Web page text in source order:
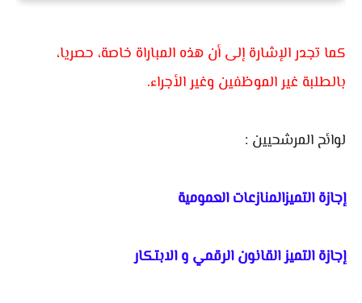
كما تجدر الإشارة إلى أن هذه المباراة خاصة، حصريا،
بالطلبة غير الموظفين وغير الأجراء.
لوائح المرشحيين :
إجازة التميزالمنازعات العمومية
إجازة التميز القانون الرقمي و الابتكار